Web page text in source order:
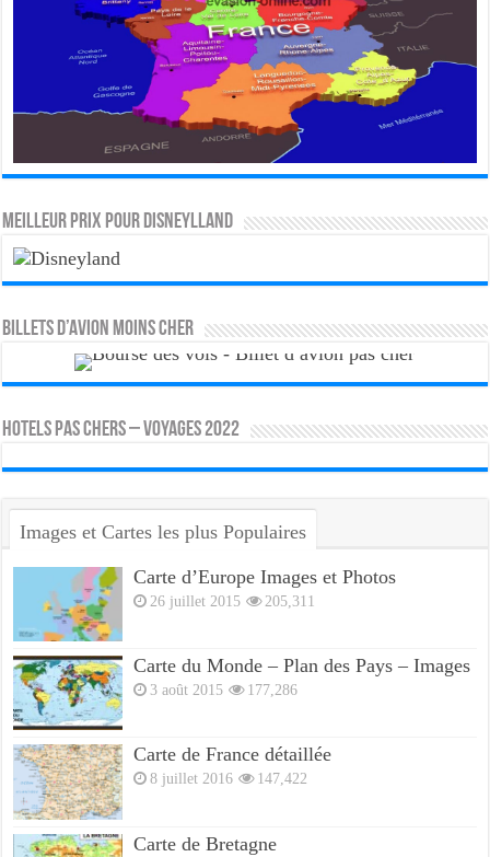
MEILLEUR PRIX POUR DISNEYLLAND
Billets d’avion moins cher
HOTELS PAS CHERS – VOYAGES 2022
Images et Cartes les plus Populaires
Carte d’Europe Images et Photos
26 juillet 2015 205,311
Carte du Monde – Plan des Pays – Images
3 août 2015 177,286
Carte de France détaillée
8 juillet 2016 147,422
Carte de Bretagne